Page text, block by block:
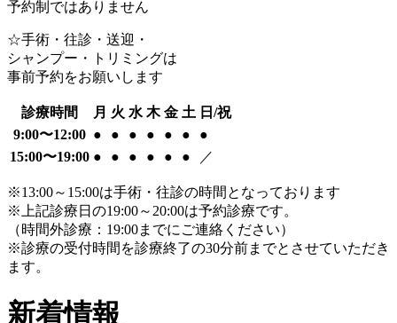
予約制ではありません
☆手術・往診・送迎・
シャンプー・トリミングは
事前予約をお願いします
診療時間 月 火 水 木 金 土 日/祝
9:00〜12:00 ● ● ● ● ● ●
●
15:00〜19:00 ● ● ● ● ● ● ／
※13:00～15:00は手術・往診の時間となっております
※上記診療日の19:00～20:00は予約診療です。
（時間外診療：19:00までにご連絡ください）
※診療の受付時間を診療終了の30分前までとさせていただき
ます。
新着情報